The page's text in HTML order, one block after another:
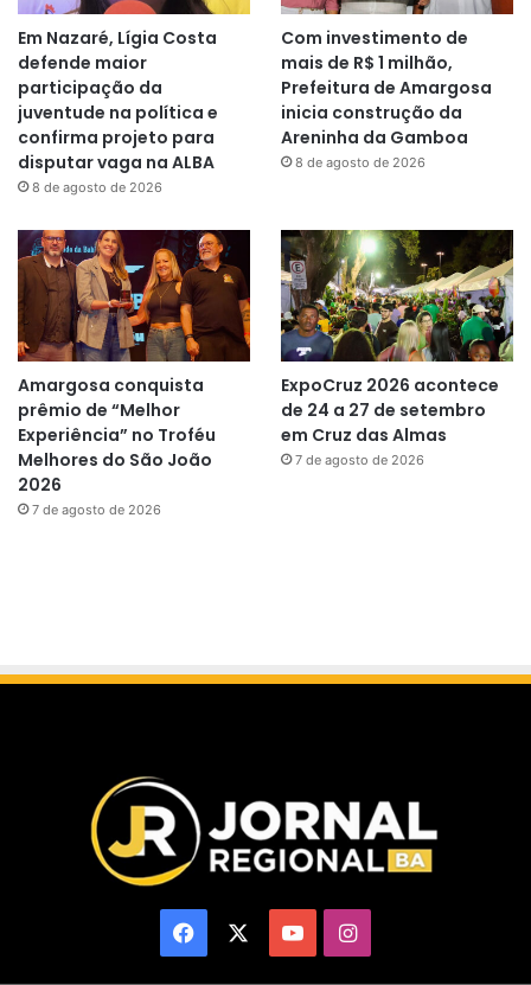
Em Nazaré, Lígia Costa
defende maior
participação da
juventude na política e
confirma projeto para
disputar vaga na ALBA
8 de agosto de 2026
Com investimento de
mais de R$ 1 milhão,
Prefeitura de Amargosa
inicia construção da
Areninha da Gamboa
8 de agosto de 2026
Amargosa conquista
prêmio de “Melhor
Experiência” no Troféu
Melhores do São João
2026
7 de agosto de 2026
ExpoCruz 2026 acontece
de 24 a 27 de setembro
em Cruz das Almas
7 de agosto de 2026
Facebook YouTubeInstagram